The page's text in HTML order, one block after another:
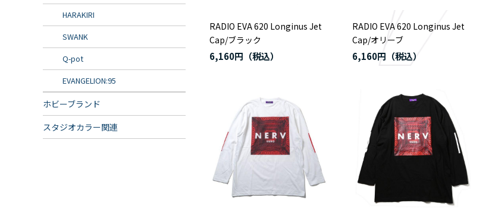
HARAKIRI
SWANK
Q-pot
EVANGELION:95
ホビーブランド
スタジオカラー関連
RADIO EVA 620 Longinus Jet
Cap/ブラック
6,160円
RADIO EVA 620 Longinus Jet
Cap/オリーブ
6,160円